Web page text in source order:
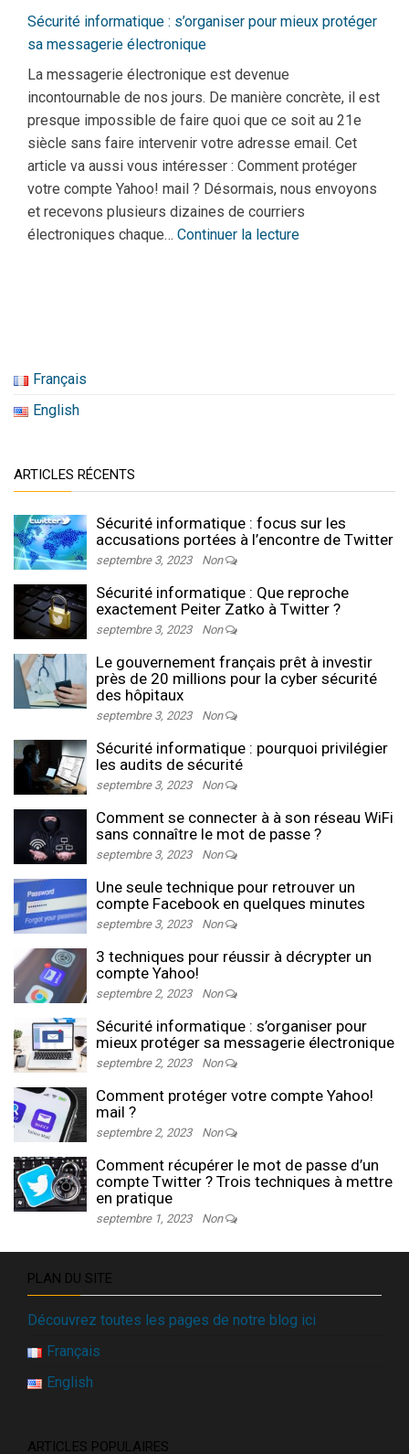
Sécurité informatique : s’organiser pour mieux protéger
sa messagerie électronique
La messagerie électronique est devenue
incontournable de nos jours. De manière concrète, il est
presque impossible de faire quoi que ce soit au 21e
siècle sans faire intervenir votre adresse email. Cet
article va aussi vous intéresser : Comment protéger
votre compte Yahoo! mail ? Désormais, nous envoyons
et recevons plusieurs dizaines de courriers
électroniques chaque… Continuer la lecture
Français
English
ARTICLES RÉCENTS
Sécurité informatique : focus sur les
accusations portées à l’encontre de Twitter
septembre 3, 2023 Non
Sécurité informatique : Que reproche
exactement Peiter Zatko à Twitter ?
septembre 3, 2023 Non
Le gouvernement français prêt à investir
près de 20 millions pour la cyber sécurité
des hôpitaux
septembre 3, 2023 Non
Sécurité informatique : pourquoi privilégier
les audits de sécurité
septembre 3, 2023 Non
Comment se connecter à à son réseau WiFi
sans connaître le mot de passe ?
septembre 3, 2023 Non
Une seule technique pour retrouver un
compte Facebook en quelques minutes
septembre 3, 2023 Non
3 techniques pour réussir à décrypter un
compte Yahoo!
septembre 2, 2023 Non
Sécurité informatique : s’organiser pour
mieux protéger sa messagerie électronique
septembre 2, 2023 Non
Comment protéger votre compte Yahoo!
mail ?
septembre 2, 2023 Non
Comment récupérer le mot de passe d’un
compte Twitter ? Trois techniques à mettre
en pratique
septembre 1, 2023 Non
PLAN DU SITE
Découvrez toutes les pages de notre blog ici
Français
English
ARTICLES POPULAIRES